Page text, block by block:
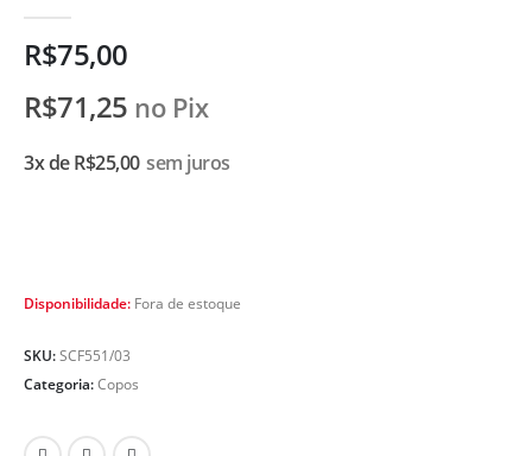
R$75,00
R$71,25 no Pix
3x deR$25,00 sem juros
Disponibilidade: Fora de estoque
SKU:SCF551/03
Categoria:Copos